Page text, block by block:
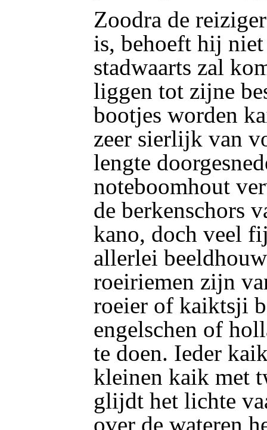
Zoodra de
is, behoeft hij
stadwaarts zal
liggen tot zijne
bootjes worden
zeer sierlijk van
lengte
noteboomhout
de berkenschors
kano, doch veel
allerlei
roeiriemen zijn
roeier of kaiktsji
engelschen of
te doen. Ieder
kleinen kaik met
glijdt het lichte
over de wateren